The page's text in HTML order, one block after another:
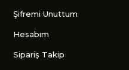
Şifremi Unuttum
Hesabım
Sipariş Takip